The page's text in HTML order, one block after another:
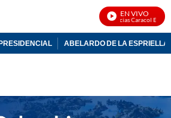
EN VIVO
Noticias Caracol En Vivo
ABELARDO DE LA ESPRIELLA